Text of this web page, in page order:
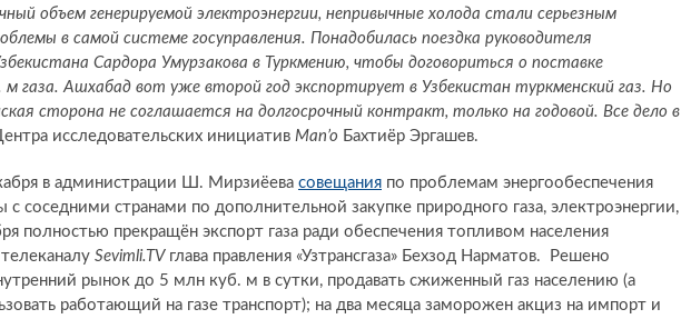
объем генерируемой электроэнергии, непривычные холода стали серьезным
в самой системе госуправления. Понадобилась поездка руководителя
Сардора Умурзакова в Туркмению, чтобы договориться о поставке
газа. Ашхабад вот уже второй год экспортирует в Узбекистан туркменский газ. Но
сторона не соглашается на долгосрочный контракт, только на годовой. Все дело в
исследовательских инициатив Man’o Бахтиёр Эргашев.
в администрации Ш. Мирзиёева совещания по проблемам энергообеспечения
с соседними странами по дополнительной закупке природного газа, электроэнергии,
полностью прекращён экспорт газа ради обеспечения топливом населения
Sevimli.TVглава правления «Узтрансгаза» Бехзод Нарматов. Решено
рынок до 5 млн куб. м в сутки, продавать сжиженный газ населению (а
работающий на газе транспорт); на два месяца заморожен акциз на импорт и